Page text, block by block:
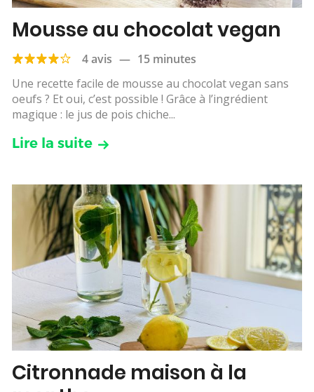
Mousse au chocolat vegan
4 avis — 15 minutes
Une recette facile de mousse au chocolat vegan sans
oeufs ? Et oui, c’est possible ! Grâce à l’ingrédient
magique : le jus de pois chiche...
Lire la suite
Citronnade maison à la